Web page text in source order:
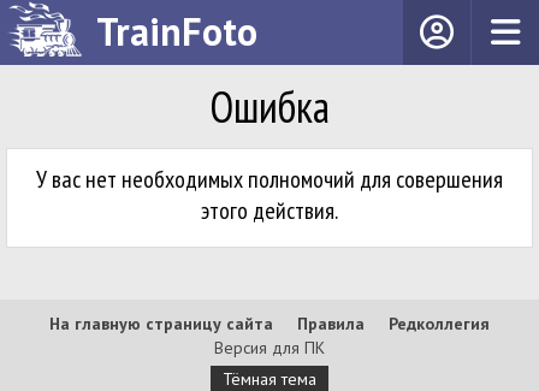
TrainFoto
Ошибка
У вас нет необходимых полномочий для совершения
этого действия.
На главную страницу сайта Правила
Редколлегия
Версия для ПК
Тёмная тема